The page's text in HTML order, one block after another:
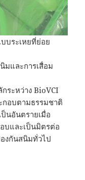
บระเหยที่ย่อย
มและการเสื่อม
ระหว่าง BioVCI
กอบตามธรรมชาติ
นอันตรายเมื่อ
บและเป็นมิตรต่อ
งกันสนิมทั่วไป
VCI?